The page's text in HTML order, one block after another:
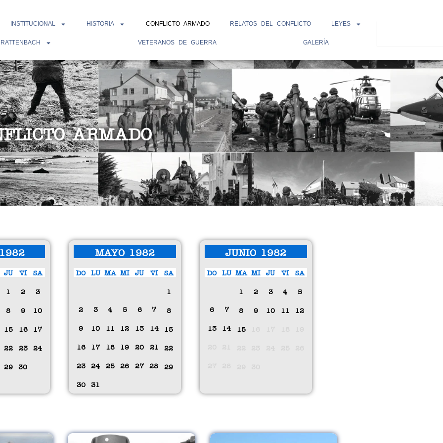
INSTITUCIONAL HISTORIA CONFLICTO ARMADO RELATOS DEL CONFLICTO LEYES
VETERANOS DE GUERRA GALERÍA
ARMADO
JU
8
15
22
29
VI
2
9
16
23
30
SA
3
10
17
24
MAYO 1982
DO
2
9
16
23
30
LU
3
10
17
24
31
MA
4
18
25
MI
5
12
19
26
JU
6
13
20
27
VI
7
14
21
28
SA
8
15
22
29
JUNIO 1982
DO
6
13
LU
7
14
MA
8
15
MI
2
9
JU
3
10
VI
4
SA
5
12